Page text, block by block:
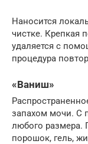
Наносится
чистке. Крепкая
удаляется с
процедура
«Ваниш»
запахом мочи. С
любого размера.
порошок, гель,